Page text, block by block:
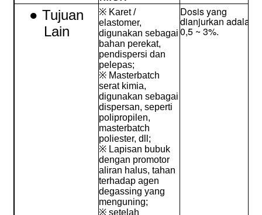
● Tujuan
Lain
※ Karet /
elastomer,
digunakan sebagai
bahan perekat,
pendispersi dan
pelepas;
※ Masterbatch
serat kimia,
digunakan sebagai
dispersan, seperti
polipropilen,
masterbatch
poliester, dll;
※ Lapisan bubuk
dengan promotor
aliran halus, tahan
terhadap agen
degassing yang
menguning;
※ setelah
Dosis yang
dianjurkan adalah
0,5 ~ 3%.